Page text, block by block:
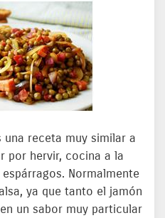
una receta muy similar a
por hervir, cocina a la
Normalmente
ya que tanto el jamón
un sabor muy particular